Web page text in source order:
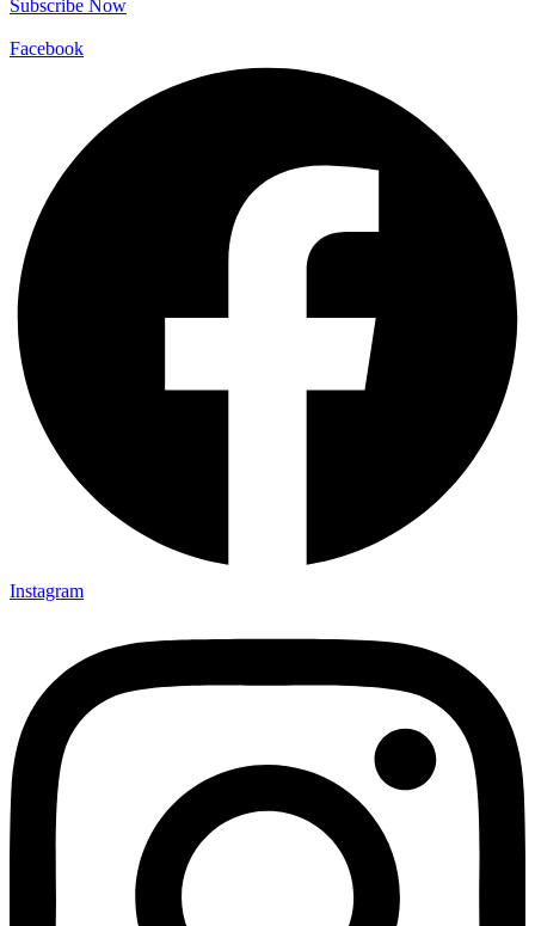
Subscribe Now
Facebook
Instagram